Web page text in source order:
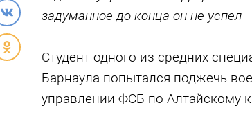
задуманное до конца он не успел
Студент одного из средних
Барнаула попытался поджечь
управлении ФСБ по Алтайскому